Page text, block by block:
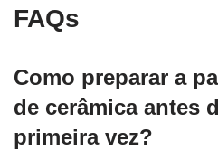
FAQs
Como preparar a
de cerâmica antes
primeira vez?